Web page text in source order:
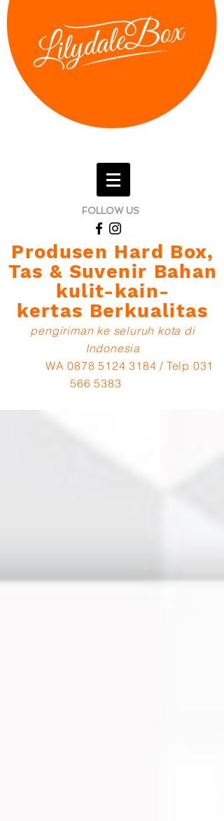
FOLLOW US
Produsen Hard Box,
Tas & Suvenir Bahan
kulit-kain-
kertas Berkualitas
pengiriman ke seluruh kota di
Indonesia
WA 0878 5124 3184 / Telp 031
566 5383